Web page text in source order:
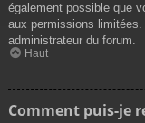
également possible que
aux permissions
administrateur du forum.
Haut
Comment puis-je